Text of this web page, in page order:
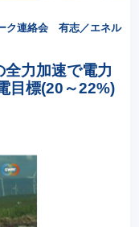
ク連絡会 有志／エネル
全力加速で電力
目標(20～22%)